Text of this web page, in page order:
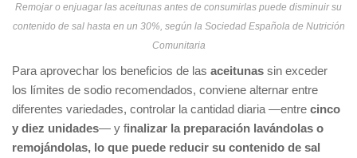
Remojar o enjuagar las aceitunas antes de consumirlas puede disminuir su
contenido de sal hasta en un 30%, según la Sociedad Española de Nutrición
Comunitaria
Para aprovechar los beneficios de las aceitunas sin exceder
los límites de sodio recomendados, conviene alternar entre
diferentes variedades, controlar la cantidad diaria —entre cinco
y diez unidades— y finalizar la preparación lavándolas o
remojándolas, lo que puede reducir su contenido de sal